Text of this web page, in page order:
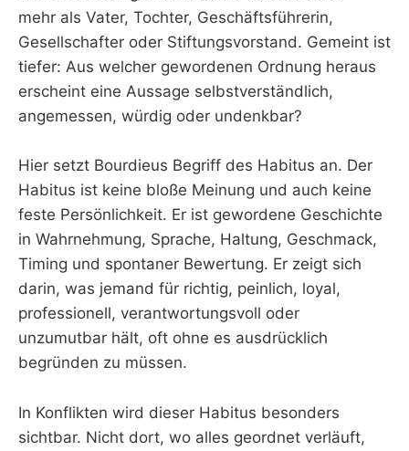
mehr als Vater, Tochter, Geschäftsführerin,
Gesellschafter oder Stiftungsvorstand. Gemeint ist
tiefer: Aus welcher gewordenen Ordnung heraus
erscheint eine Aussage selbstverständlich,
angemessen, würdig oder undenkbar?
Hier setzt Bourdieus Begriff des Habitus an. Der
Habitus ist keine bloße Meinung und auch keine
feste Persönlichkeit. Er ist gewordene Geschichte
in Wahrnehmung, Sprache, Haltung, Geschmack,
Timing und spontaner Bewertung. Er zeigt sich
darin, was jemand für richtig, peinlich, loyal,
professionell, verantwortungsvoll oder
unzumutbar hält, oft ohne es ausdrücklich
begründen zu müssen.
In Konflikten wird dieser Habitus besonders
sichtbar. Nicht dort, wo alles geordnet verläuft,